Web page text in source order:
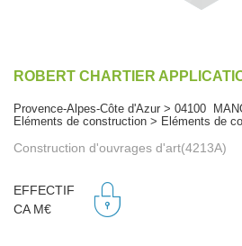
ROBERT CHARTIER
Provence-Alpes-Côte d'Azur > 04100
Eléments de construction > Eléments de
Construction d'ouvrages d'art(4213A)
EFFECTIF
CA M€